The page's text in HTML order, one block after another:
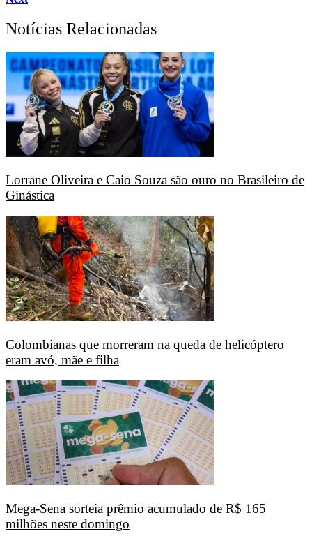
Notícias Relacionadas
Lorrane Oliveira e Caio Souza são ouro no Brasileiro de
Ginástica
Colombianas que morreram na queda de helicóptero
eram avó, mãe e filha
Mega-Sena sorteia prêmio acumulado de R$ 165
milhões neste domingo